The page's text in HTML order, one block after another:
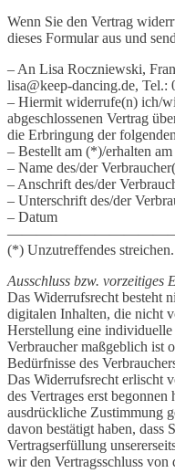
Wenn Sie den Vertrag
dieses Formular aus und
– An Lisa Roczniewski,
lisa@keep-dancing.de, Tel.:
– Hiermit widerrufe(n) ich/
abgeschlossenen Vertrag
die Erbringung der
– Bestellt am (*)/erhalten
– Name des/der
– Anschrift des/der
– Unterschrift des/der
– Datum
(*) Unzutreffendes streichen.
Ausschluss bzw. vorzeitiges
Das Widerrufsrecht besteht
digitalen Inhalten, die nicht
Herstellung eine
Verbraucher maßgeblich ist
Bedürfnisse des
Das Widerrufsrecht erlischt
des Vertrages erst
ausdrückliche Zustimmung
davon bestätigt haben, dass
Vertragserfüllung
wir den Vertragsschluss